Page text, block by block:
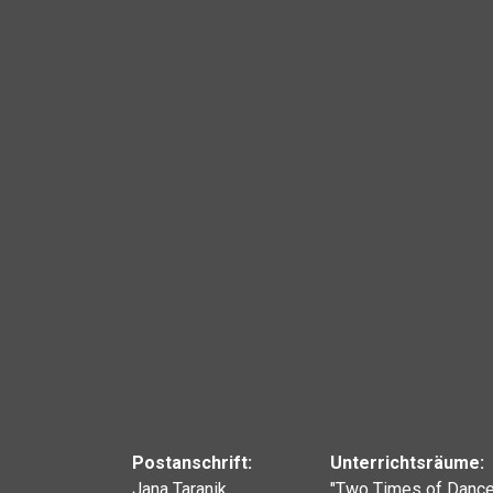
Unterrichtsräume:
"Two Times of
Postanschrift:
Jana Taranik